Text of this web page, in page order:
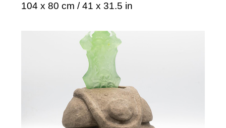
104 x 80 cm / 41 x 31.5 in